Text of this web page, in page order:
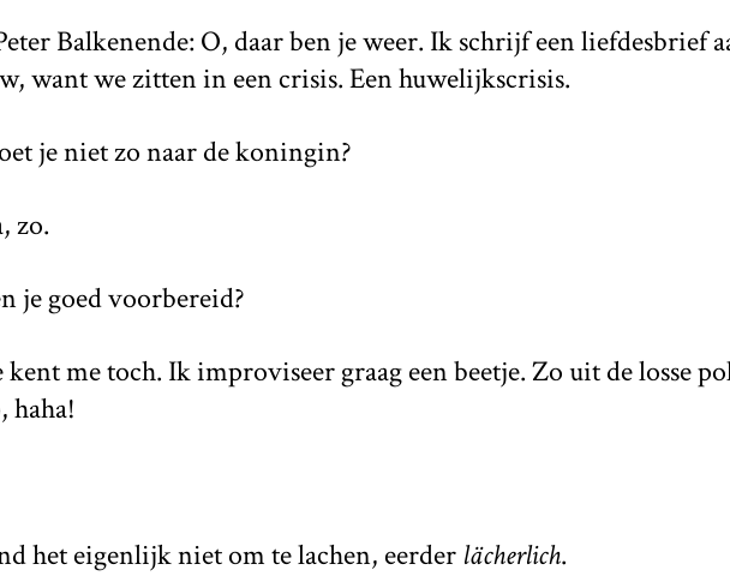
Balkenende: O, daar ben je weer. Ik schrijf een liefdesbrief
want we zitten in een crisis. Een huwelijkscrisis.
je niet zo naar de koningin?
zo.
je goed voorbereid?
kent me toch. Ik improviseer graag een beetje. Zo uit de losse
haha!
het eigenlijk niet om te lachen, eerder lächerlich.